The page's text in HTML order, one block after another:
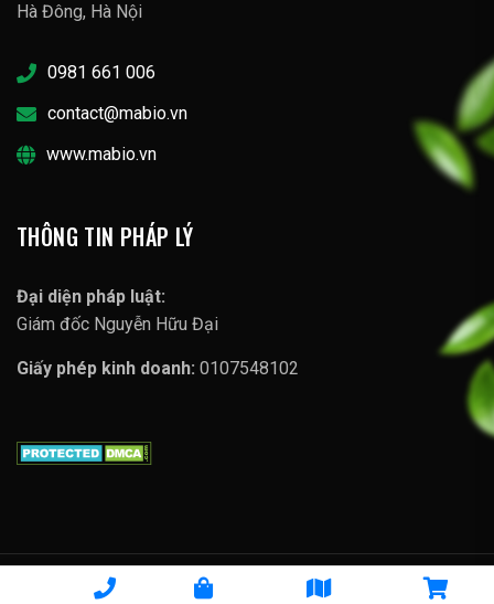
Hà Đông, Hà Nội
0981 661 006
contact@mabio.vn
www.mabio.vn
THÔNG TIN PHÁP LÝ
Đại diện pháp luật:
Giám đốc Nguyễn Hữu Đại
Giấy phép kinh doanh: 0107548102
Copyright © 2023 Lợi Sữa Mabio